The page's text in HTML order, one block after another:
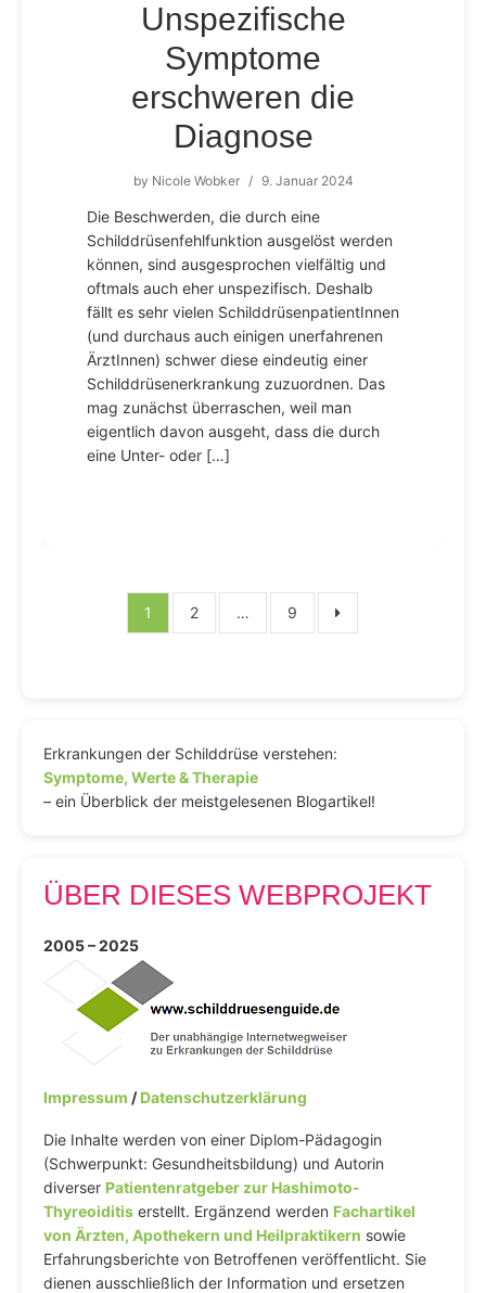
Unspezifische
Symptome
erschweren die
Diagnose
by Nicole Wobker / 9. Januar 2024
Die Beschwerden, die durch eine
Schilddrüsenfehlfunktion ausgelöst werden
können, sind ausgesprochen vielfältig und
oftmals auch eher unspezifisch. Deshalb
fällt es sehr vielen SchilddrüsenpatientInnen
(und durchaus auch einigen unerfahrenen
ÄrztInnen) schwer diese eindeutig einer
Schilddrüsenerkrankung zuzuordnen. Das
mag zunächst überraschen, weil man
eigentlich davon ausgeht, dass die durch
eine Unter- oder […]
Seitennummerierung
1 2 … 9
Erkrankungen der Schilddrüse verstehen:
Symptome, Werte & Therapie
– ein Überblick der meistgelesenen Blogartikel!
ÜBER DIESES WEBPROJEKT
2005 – 2025
Impressum /Datenschutzerklärung
Die Inhalte werden von einer Diplom-Pädagogin
(Schwerpunkt: Gesundheitsbildung) und Autorin
diverser Patientenratgeber zur Hashimoto-
Thyreoiditis erstellt. Ergänzend werden Fachartikel
von Ärzten, Apothekern und Heilpraktikern sowie
Erfahrungsberichte von Betroffenen veröffentlicht. Sie
dienen ausschließlich der Information und ersetzen